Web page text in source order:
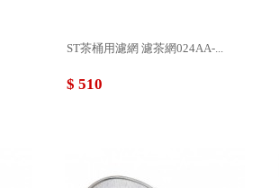
ST茶桶用濾網 濾茶網024AA-...
$ 510